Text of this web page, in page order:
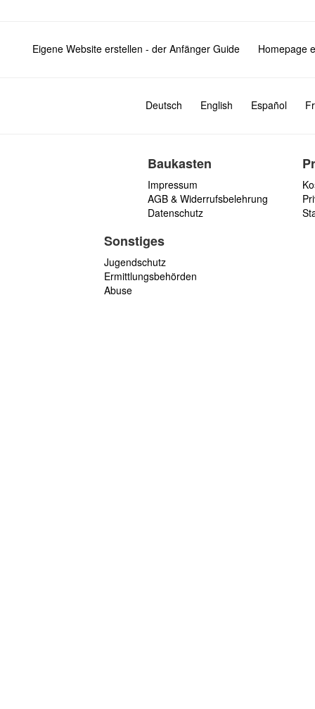
Eigene Website erstellen - der Anfänger Guide Homepage
Deutsch English Español
Baukasten
Impressum
AGB & Widerrufsbelehrung
Datenschutz
Sonstiges
Jugendschutz
Ermittlungsbehörden
Abuse